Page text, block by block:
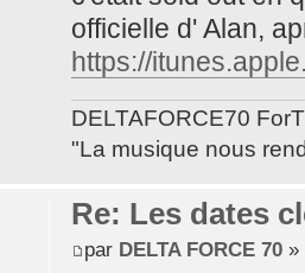
officielle d' Alan,
https://
DELTAFORCE70
"La musique nous
Re: Les dates
par DELTA FORCE 70»